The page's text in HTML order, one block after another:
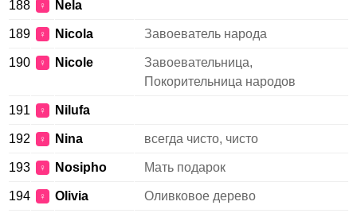
188 ♀ Nela
189 ♀ Nicola Завоеватель народа
190 ♀ Nicole
Завоевательница,
Покорительница народов
191 ♀ Nilufa
192 ♀ Nina всегда чисто, чисто
193 ♀ Nosipho Мать подарок
194 ♀ Olivia Оливковое дерево